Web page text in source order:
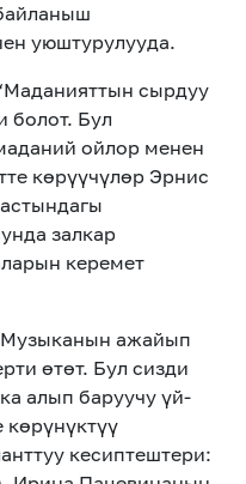
уюштурулууда.
сырдуу
болот. Бул
ойлор менен
көрүүчүлөр Эрнис
залкар
керемет
ажайып
өтөт. Бул сизди
алып баруучу үй-
кесиптештери: